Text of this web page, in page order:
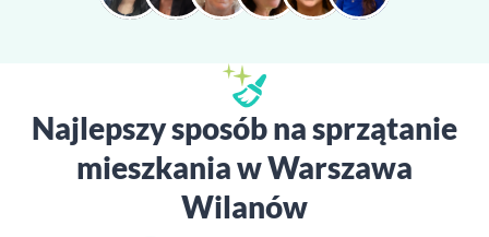
Najlepszy sposób na sprzątanie
mieszkania w Warszawa
Wilanów